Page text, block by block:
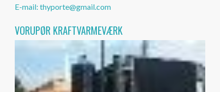
E-mail: thyporte@gmail.com
VORUPØR KRAFTVARMEVÆRK